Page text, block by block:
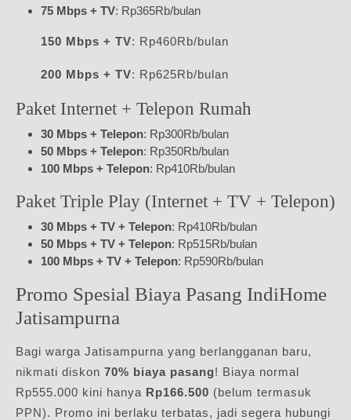
75 Mbps + TV: Rp365Rb/bulan
150 Mbps + TV: Rp460Rb/bulan
200 Mbps + TV: Rp625Rb/bulan
Paket Internet + Telepon Rumah
30 Mbps + Telepon: Rp300Rb/bulan
50 Mbps + Telepon: Rp350Rb/bulan
100 Mbps + Telepon: Rp410Rb/bulan
Paket Triple Play (Internet + TV + Telepon)
30 Mbps + TV + Telepon: Rp410Rb/bulan
50 Mbps + TV + Telepon: Rp515Rb/bulan
100 Mbps + TV + Telepon: Rp590Rb/bulan
Promo Spesial Biaya Pasang IndiHome
Jatisampurna
Bagi warga Jatisampurna yang berlangganan baru,
nikmati diskon 70% biaya pasang! Biaya normal
Rp555.000 kini hanya Rp166.500 (belum termasuk
PPN). Promo ini berlaku terbatas, jadi segera hubungi